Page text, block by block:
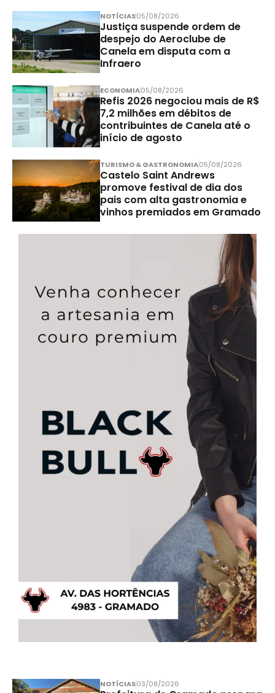
NOTÍCIAS05/08/2026
Justiça suspende ordem de
despejo do Aeroclube de
Canela em disputa com a
Infraero
ECONOMIA05/08/2026
Refis 2026 negociou mais de R$
7,2 milhões em débitos de
contribuintes de Canela até o
início de agosto
TURISMO & GASTRONOMIA05/08/2026
Castelo Saint Andrews
promove festival de dia dos
pais com alta gastronomia e
vinhos premiados em Gramado
NOTÍCIAS03/08/2026